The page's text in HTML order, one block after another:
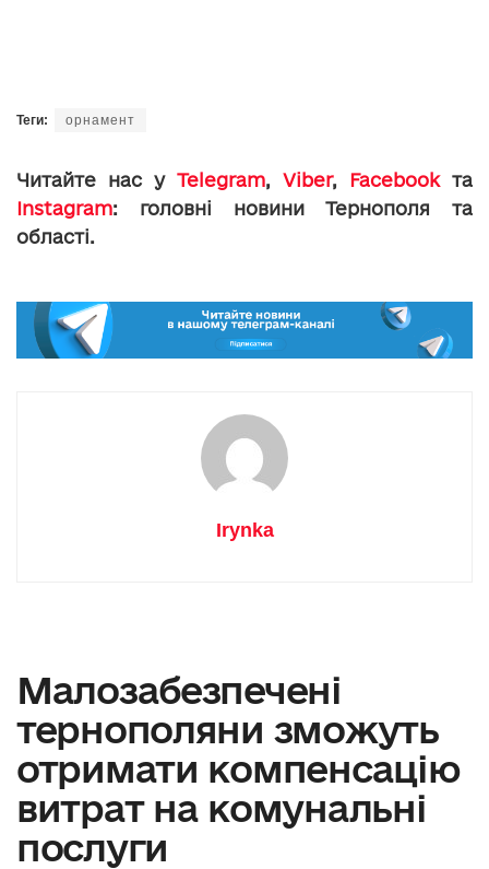
Теги: орнамент
Читайте нас у Telegram, Viber, Facebookта
Instagram: головні новини Тернополя та
області.
Irynka
Малозабезпечені
тернополяни зможуть
отримати компенсацію
витрат на комунальні
послуги